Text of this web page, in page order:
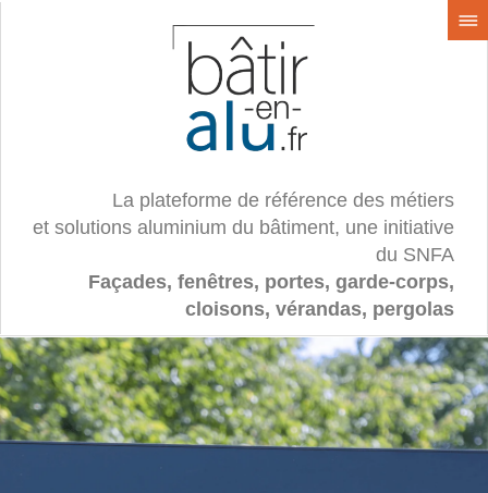
La plateforme de référence des métiers
et solutions aluminium du bâtiment, une initiative
du SNFA
Façades, fenêtres, portes, garde-corps,
cloisons, vérandas, pergolas